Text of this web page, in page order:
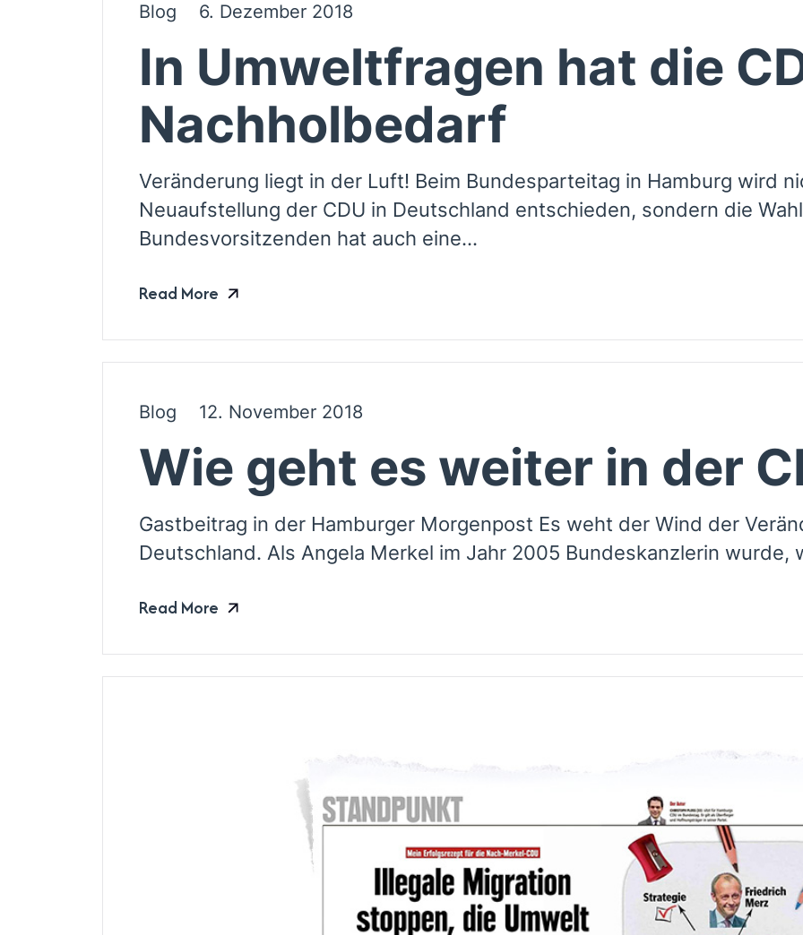
Blog 6. Dezember 2018
In Umweltfragen hat die
Nachholbedarf
Veränderung liegt in der Luft! Beim Bundesparteitag in Hamburg wird
Neuaufstellung der CDU in Deutschland entschieden, sondern die
Bundesvorsitzenden hat auch eine...
Read More
Blog 12. November 2018
Wie geht es weiter in der
Gastbeitrag in der Hamburger Morgenpost Es weht der Wind der
Deutschland. Als Angela Merkel im Jahr 2005 Bundeskanzlerin wurde,
Read More